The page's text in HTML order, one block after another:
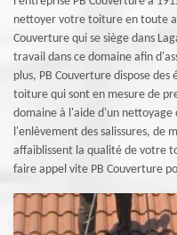
nettoyer votre toiture en toute
Couverture qui se siège dans
travail dans ce domaine afin
plus, PB Couverture dispose
toiture qui sont en mesure de
domaine à l'aide d'un nettoyage
l'enlèvement des salissures, de
affaiblissent la qualité de votre
faire appel vite PB Couverture